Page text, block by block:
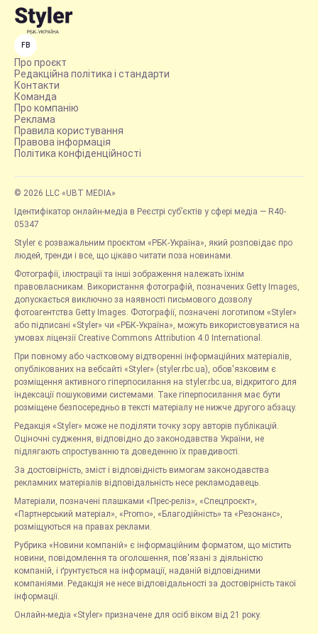
FB
Про проєкт
Редакційна політика і стандарти
Контакти
Команда
Про компанію
Реклама
Правила користування
Правова інформація
Політика конфіденційності
© 2026 LLC «UBT MEDIA»
Ідентифікатор онлайн-медіа в Реєстрі суб’єктів у сфері медіа — R40-
05347
Styler є розважальним проєктом «РБК-Україна», який розповідає про
людей, тренди і все, що цікаво читати поза новинами.
Фотографії, ілюстрації та інші зображення належать їхнім
правовласникам. Використання фотографій, позначених Getty Images,
допускається виключно за наявності письмового дозволу
фотоагентства Getty Images. Фотографії, позначені логотипом «Styler»
або підписані «Styler» чи «РБК-Україна», можуть використовуватися на
умовах ліцензії Creative Commons Attribution 4.0 International.
При повному або частковому відтворенні інформаційних матеріалів,
опублікованих на вебсайті «Styler» (styler.rbc.ua), обов'язковим є
розміщення активного гіперпосилання на styler.rbc.ua, відкритого для
індексації пошуковими системами. Таке гіперпосилання має бути
розміщене безпосередньо в тексті матеріалу не нижче другого абзацу.
Редакція «Styler» може не поділяти точку зору авторів публікацій.
Оціночні судження, відповідно до законодавства України, не
підлягають спростуванню та доведенню їх правдивості.
За достовірність, зміст і відповідність вимогам законодавства
рекламних матеріалів відповідальність несе рекламодавець.
Матеріали, позначені плашками «Прес-реліз», «Спецпроєкт»,
«Партнерський матеріал», «Promo», «Благодійність» та «Резонанс»,
розміщуються на правах реклами.
Рубрика «Новини компаній» є інформаційним форматом, що містить
новини, повідомлення та оголошення, пов'язані з діяльністю
компаній, і ґрунтується на інформації, наданій відповідними
компаніями. Редакція не несе відповідальності за достовірність такої
інформації.
Онлайн-медіа «Styler» призначене для осіб віком від 21 року.